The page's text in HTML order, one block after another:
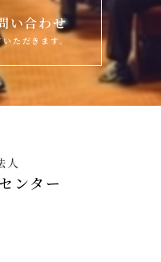
い合わせ
ただきます。
人
ンター